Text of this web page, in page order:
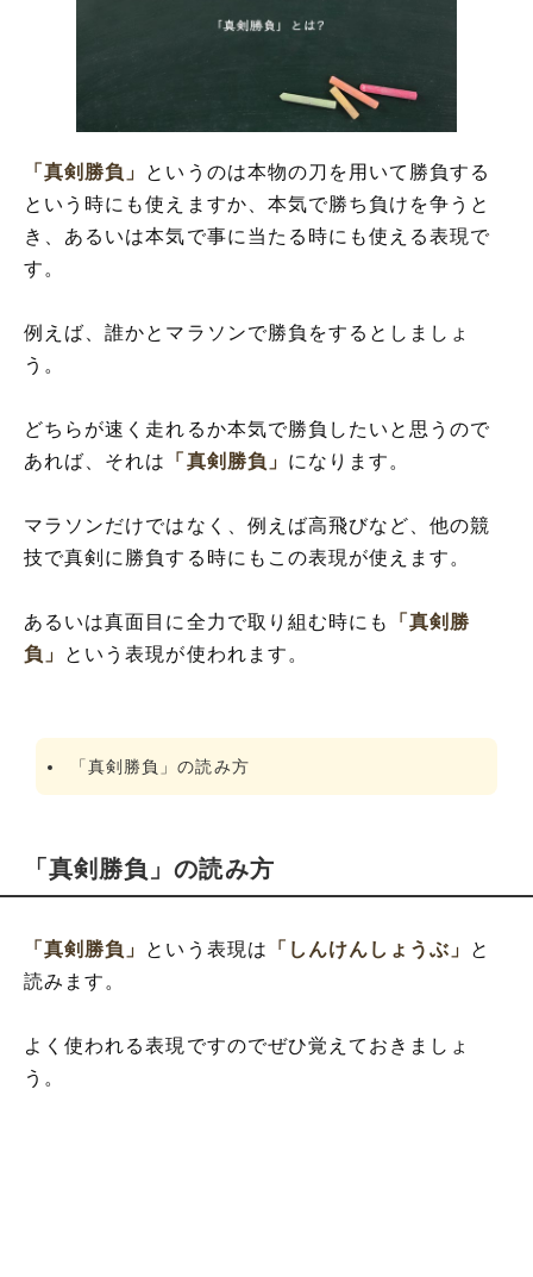
「真剣勝負」の類語や類義語
「真剣勝負」 というのは本物の刀を用いて勝負する
という時にも使えますか、本気で勝ち負けを争うと
き、あるいは本気で事に当たる時にも使える表現で
す。
例えば、誰かとマラソンで勝負をするとしましょ
う。
どちらが速く走れるか本気で勝負したいと思うので
あれば、それは
「真剣勝負」 になります。
マラソンだけではなく、例えば高飛びなど、他の競
技で真剣に勝負する時にもこの表現が使えます。
あるいは真面目に全力で取り組む時にも
「真剣勝
負」
という表現が使われます。
「真剣勝負」の読み方
「真剣勝負」の読み方
「真剣勝負」 という表現は 「しんけんしょうぶ」 と
読みます。
よく使われる表現ですのでぜひ覚えておきましょ
う。